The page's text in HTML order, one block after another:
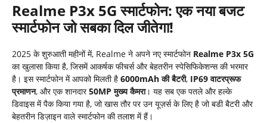
Realme P3x 5Gस्मार्टफोन:एकनयाबजट
स्मार्टफोनजोसबकादिलजीतेगा!
2025 के शुरुआती महीनों में, Realme ने अपने नए स्मार्टफोन Realme P3x 5G
का खुलासा किया है, जिसमें आकर्षक फीचर्स और बेहतरीन स्पेसिफिकेशन्स की भरमार
है। इस स्मार्टफोन में आपको मिलती है 6000mAhकी बैटरी, IP69वाटरप्रूफ
प्रमाणन, और एक शानदार50MPमुख्य कैमरा। यह सब एक पतले और हल्के
डिवाइस में पैक किया गया है, जो खास तौर पर उन यूज़र्स के लिए है जो बडी बैटरी और
बेहतरीन डिज़ाइन वाले स्मार्टफोन की तलाश में हैं।